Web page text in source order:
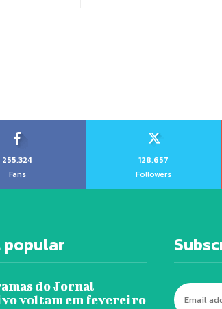
255,324
Fans
128,657
Followers
popular
do Jornal
voltam em fevereiro